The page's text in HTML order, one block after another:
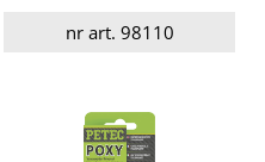
nr art. 98110